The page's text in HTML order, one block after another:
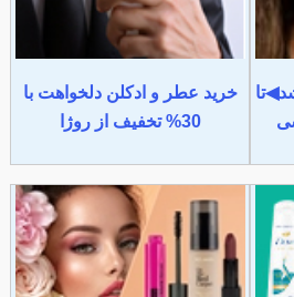
خرید عطر و ادکلن دلخواهت با
30% تخفیف از روژا